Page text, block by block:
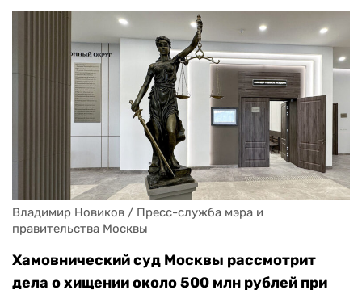
Владимир Новиков / Пресс-служба мэра и
правительства Москвы
Хамовнический суд Москвы рассмотрит
дела о хищении около 500 млн рублей при